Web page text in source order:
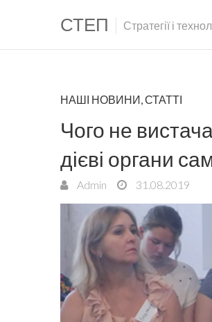
СТЕП Стратегії і
НАШІ НОВИНИ,СТАТТІ
Чого не
дієві органи
Admin 31.08.2019